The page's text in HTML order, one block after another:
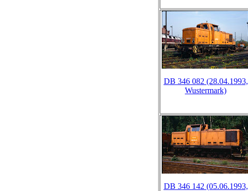
DB 346 082 (28.04.1993,
Wustermark)
DB 346 142 (05.06.1993,